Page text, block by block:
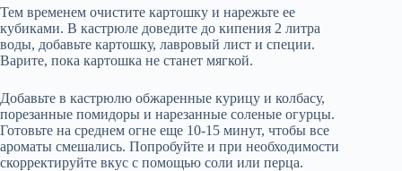
Тем временем очистите картошку и нарежьте ее
кубиками. В кастрюле доведите до кипения 2 литра
воды, добавьте картошку, лавровый лист и специи.
Варите, пока картошка не станет мягкой.
Добавьте в кастрюлю обжаренные курицу и колбасу,
порезанные помидоры и нарезанные соленые огурцы.
Готовьте на среднем огне еще 10-15 минут, чтобы все
ароматы смешались. Попробуйте и при необходимости
скорректируйте вкус с помощью соли или перца.